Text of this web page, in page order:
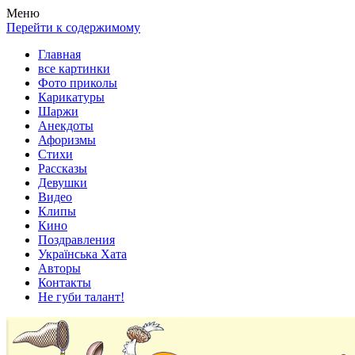
Весела хата — прикольные картинки, смешные истории, клипы!
Покажем всем ваши фото приколы, карикатуры, шаржи, стихи,
Меню
Перейти к содержимому
Главная
все картинки
Фото приколы
Карикатуры
Шаржи
Анекдоты
Афоризмы
Стихи
Рассказы
Девушки
Видео
Клипы
Кино
Поздравления
Українська Хата
Авторы
Контакты
Не губи талант!